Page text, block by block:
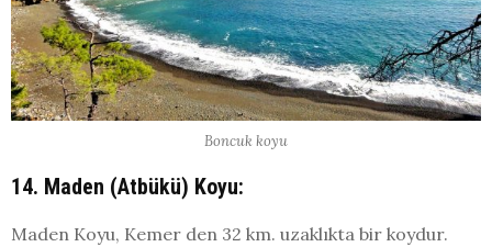
Boncuk koyu
14. Maden (Atbükü) Koyu:
Maden Koyu, Kemer den 32 km. uzaklıkta bir koydur.